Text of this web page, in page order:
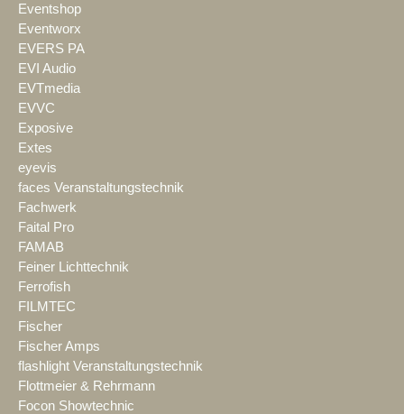
Eventshop
Eventworx
EVERS PA
EVI Audio
EVTmedia
EVVC
Exposive
Extes
eyevis
faces Veranstaltungstechnik
Fachwerk
Faital Pro
FAMAB
Feiner Lichttechnik
Ferrofish
FILMTEC
Fischer
Fischer Amps
flashlight Veranstaltungstechnik
Flottmeier & Rehrmann
Focon Showtechnic